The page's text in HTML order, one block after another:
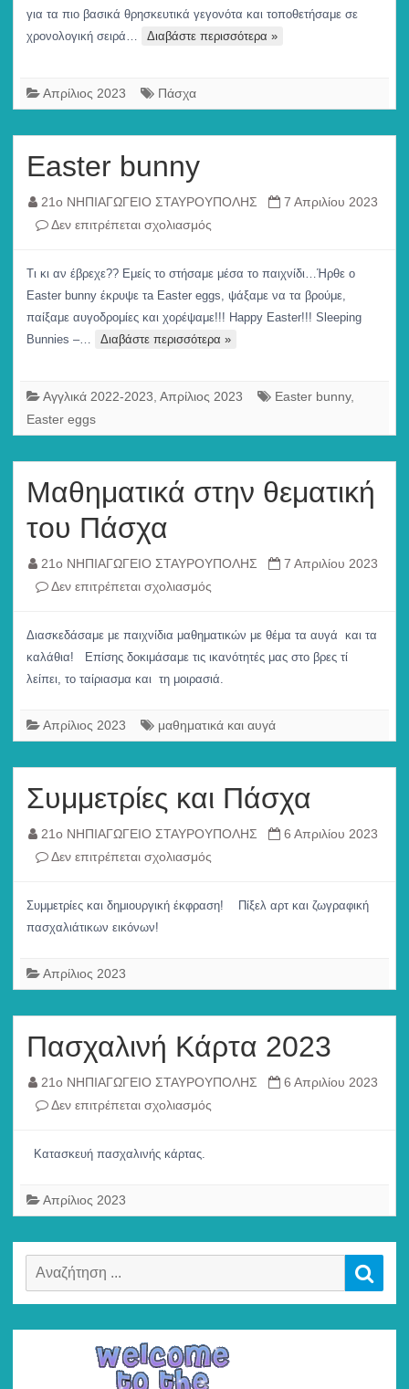
για τα πιο βασικά θρησκευτικά γεγονότα και τοποθετήσαμε σε
χρονολογική σειρά…
Διαβάστε περισσότερα »
Απρίλιος 2023 Πάσχα
Easter bunny
21ο ΝΗΠΙΑΓΩΓΕΙΟ ΣΤΑΥΡΟΥΠΟΛΗΣ
7 Απριλίου 2023
Δεν επιτρέπεται σχολιασμός
bunny
Τι κι αν έβρεχε?? Εμείς το στήσαμε μέσα το παιχνίδι…Ήρθε ο
Easter bunny έκρυψε τa Easter eggs, ψάξαμε να τα βρούμε,
παίξαμε αυγοδρομίες και χορέψαμε!!! Happy Easter!!! Sleeping
Bunnies –…
Διαβάστε περισσότερα »
Αγγλικά 2022-2023 Απρίλιος 2023 Easter bunny,
Easter eggs
Μαθηματικά στην θεματική
του Πάσχα
21ο ΝΗΠΙΑΓΩΓΕΙΟ ΣΤΑΥΡΟΥΠΟΛΗΣ
7 Απριλίου 2023
Δεν επιτρέπεται σχολιασμός
στην
θεματική
του
Διασκεδάσαμε με παιχνίδια μαθηματικών με θέμα τα αυγά και τα
καλάθια! Επίσης δοκιμάσαμε τις ικανότητές μας στο βρες τί
λείπει, το ταίριασμα και τη μοιρασιά.
Απρίλιος 2023 μαθηματικά και αυγά
Συμμετρίες και Πάσχα
21ο ΝΗΠΙΑΓΩΓΕΙΟ ΣΤΑΥΡΟΥΠΟΛΗΣ
6 Απριλίου 2023
Δεν επιτρέπεται σχολιασμός
και
Συμμετρίες και δημιουργική έκφραση! Πίξελ αρτ και ζωγραφική
πασχαλιάτικων εικόνων!
Απρίλιος 2023
Πασχαλινή Κάρτα 2023
21ο ΝΗΠΙΑΓΩΓΕΙΟ ΣΤΑΥΡΟΥΠΟΛΗΣ
6 Απριλίου 2023
Δεν επιτρέπεται σχολιασμός
Κατασκευή πασχαλινής κάρτας.
Απρίλιος 2023
Αναζήτηση